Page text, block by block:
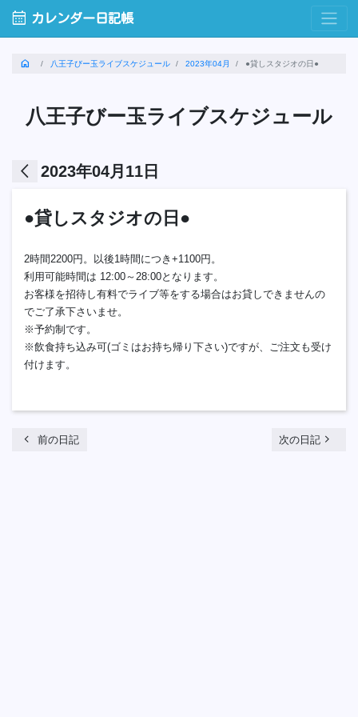
calendar_month カレンダー日記帳
home 八王子びー玉ライブスケジュール 2023年04月 ●貸しスタジオの日●
八王子びー玉ライブスケジュール
arrow_back_ios 2023年04月11日
●貸しスタジオの日●
2時間2200円。以後1時間につき+1100円。
利用可能時間は 12:00～28:00となります。
お客様を招待し有料でライブ等をする場合はお貸しできませんの
でご了承下さいませ。
※予約制です。
※飲食持ち込み可(ゴミはお持ち帰り下さい)ですが、ご注文も受け
付けます。
chevron_left 前の日記 次の日記 navigate_next